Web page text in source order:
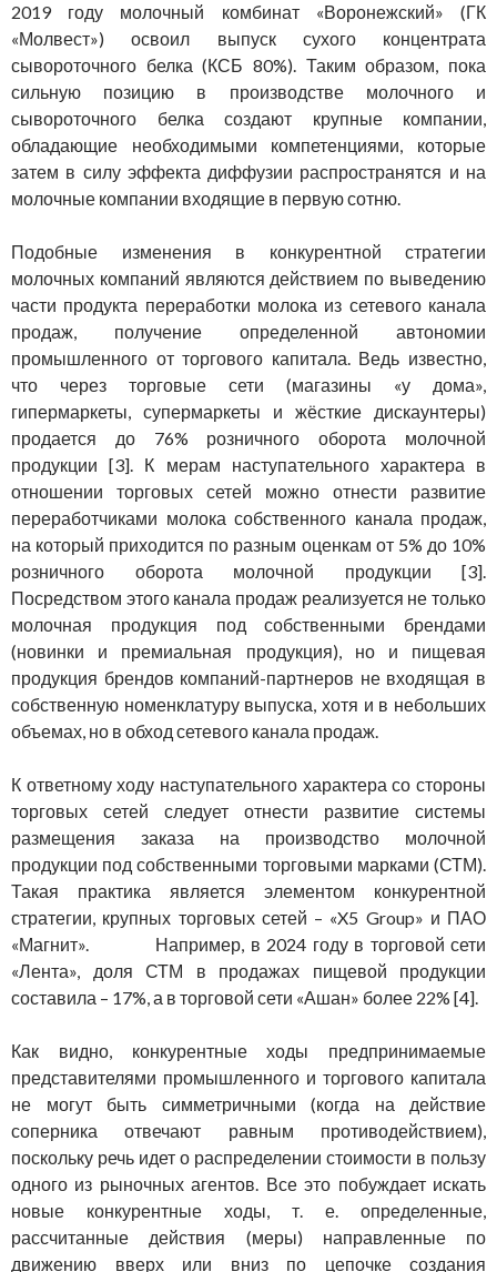
2019 году молочный комбинат «Воронежский» (ГК
«Молвест») освоил выпуск сухого концентрата
сывороточного белка (КСБ 80%). Таким образом, пока
сильную позицию в производстве молочного и
сывороточного белка создают крупные компании,
обладающие необходимыми компетенциями, которые
затем в силу эффекта диффузии распространятся и на
молочные компании входящие в первую сотню.
Подобные изменения в конкурентной стратегии
молочных компаний являются действием по выведению
части продукта переработки молока из сетевого канала
продаж, получение определенной автономии
промышленного от торгового капитала. Ведь известно,
что через торговые сети (магазины «у дома»,
гипермаркеты, супермаркеты и жёсткие дискаунтеры)
продается до 76% розничного оборота молочной
продукции [3]. К мерам наступательного характера в
отношении торговых сетей можно отнести развитие
переработчиками молока собственного канала продаж,
на который приходится по разным оценкам от 5% до 10%
розничного оборота молочной продукции [3].
Посредством этого канала продаж реализуется не только
молочная продукция под собственными брендами
(новинки и премиальная продукция), но и пищевая
продукция брендов компаний-партнеров не входящая в
собственную номенклатуру выпуска, хотя и в небольших
объемах, но в обход сетевого канала продаж.
К ответному ходу наступательного характера со стороны
торговых сетей следует отнести развитие системы
размещения заказа на производство молочной
продукции под собственными торговыми марками (СТМ).
Такая практика является элементом конкурентной
стратегии, крупных торговых сетей – «X5 Group» и ПАО
«Магнит». Например, в 2024 году в торговой сети
«Лента», доля СТМ в продажах пищевой продукции
составила – 17%, а в торговой сети «Ашан» более 22% [4].
Как видно, конкурентные ходы предпринимаемые
представителями промышленного и торгового капитала
не могут быть симметричными (когда на действие
соперника отвечают равным противодействием),
поскольку речь идет о распределении стоимости в пользу
одного из рыночных агентов. Все это побуждает искать
новые конкурентные ходы, т. е. определенные,
рассчитанные действия (меры) направленные по
движению вверх или вниз по цепочке создания